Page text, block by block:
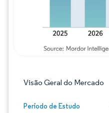
Visão Geral do Mercado
Período de Estudo